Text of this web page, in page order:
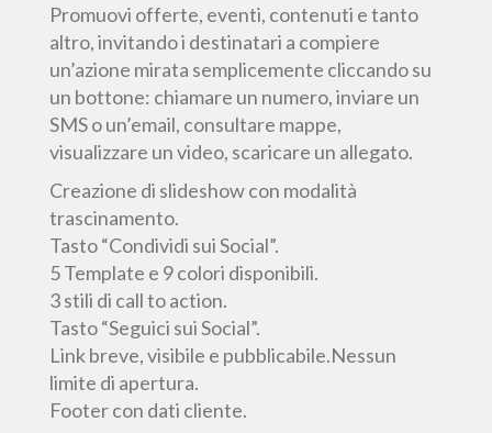
Promuovi offerte, eventi, contenuti e tanto
altro, invitando i destinatari a compiere
un’azione mirata semplicemente cliccando su
un bottone: chiamare un numero, inviare un
SMS o un’email, consultare mappe,
visualizzare un video, scaricare un allegato.
Creazione di slideshow con modalità
trascinamento.
Tasto “Condividi sui Social”.
5 Template e 9 colori disponibili.
3 stili di call to action.
Tasto “Seguici sui Social”.
Link breve, visibile e pubblicabile.Nessun
limite di apertura.
Footer con dati cliente.